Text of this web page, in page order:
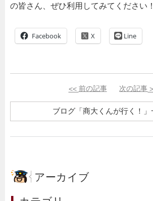
の皆さん、ぜひ利用してみてください！
Facebook Line
<< 前の記事 次の記事
ブログ「商大くんが行く！」
アーカイブ